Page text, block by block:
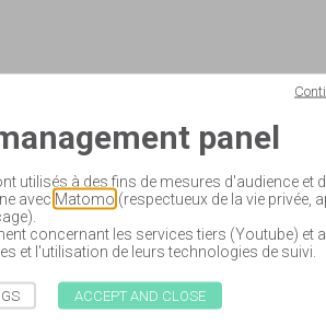
panel
utilisés à des fins de mesures d'audience et
avec Matomo (respectueux de la vie privée,
concernant les services tiers (Youtube) et
et l'utilisation de leurs technologies de suivi.
ACCEPT AND CLOSE